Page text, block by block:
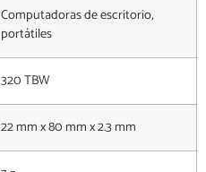
Computadoras de escritorio,
portátiles
320 TBW
22 mm x 80 mm x 2.3 mm